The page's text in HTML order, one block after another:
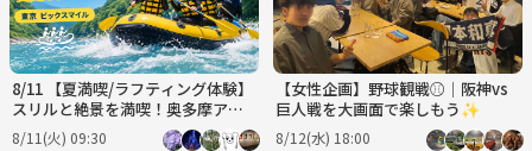
8/11 【夏満喫/ラフティング体験】
スリルと絶景を満喫！奥多摩アド
ベンチャーラフティング✨🏞️
8/11(火) 09:30
【女性企画】野球観戦⚾️│阪神vs
巨人戦を大画面で楽しもう✨
8/12(水) 18:00